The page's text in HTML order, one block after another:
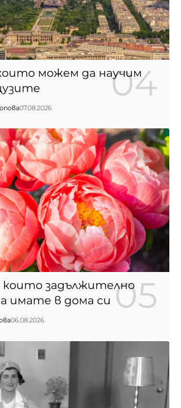
можем да научим
07.08.2026
които задължително
имате в дома си
06.08.2026